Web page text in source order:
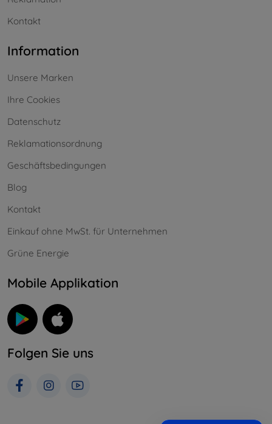
Kontakt
Information
Unsere Marken
Ihre Cookies
Datenschutz
Reklamationsordnung
Geschäftsbedingungen
Blog
Kontakt
Einkauf ohne MwSt. für Unternehmen
Grüne Energie
Mobile Applikation
Folgen Sie uns